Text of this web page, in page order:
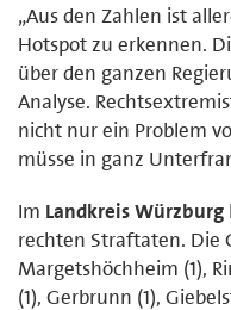
„Aus den Zahlen ist
Hotspot zu erkennen.
über den ganzen
Analyse.
nicht nur ein Problem
müsse in ganz
Im Landkreis Würzburg
rechten Straftaten. Die
Margetshöchheim (1),
(1), Gerbrunn (1),